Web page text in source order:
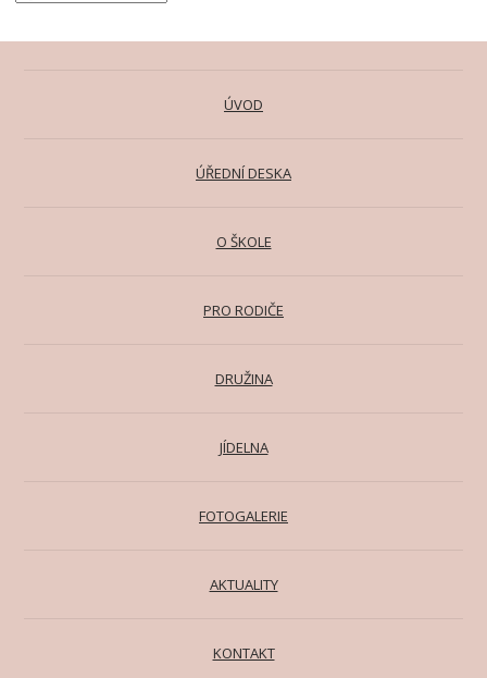
ÚVOD
ÚŘEDNÍ DESKA
O ŠKOLE
PRO RODIČE
DRUŽINA
JÍDELNA
FOTOGALERIE
AKTUALITY
KONTAKT